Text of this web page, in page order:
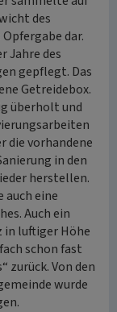
des
dar.
Jahre des
gepflegt. Das
Getreidebox.
überholt und
die vorhandene
in den
herstellen.
eine
Auch ein
luftiger Höhe
schon fast
zurück. Von den
wurde